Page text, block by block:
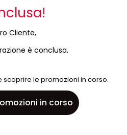
Cliente,
è conclusa.
scoprire le promozioni in corso.
in corso